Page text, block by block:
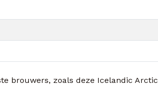
brouwers, zoals deze Icelandic Arctic